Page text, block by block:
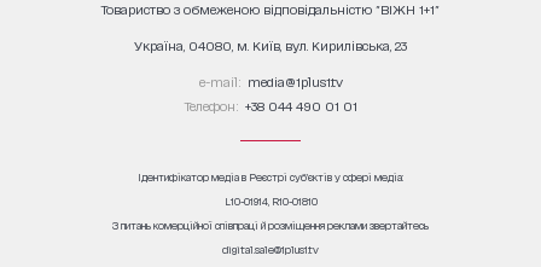
Товариство з обмеженою відповідальністю "ВІЖН 1+1"
Україна, 04080, м. Київ, вул. Кирилівська, 23
е-mail: media@1plus1.tv
Телефон: +38 044 490 01 01
Ідентифікатор медіа в Реєстрі суб’єктів у сфері медіа:
L10-01914, R10-01810
З питань комерційної співпраці й розміщення реклами звертайтесь
digital.sale@1plus1.tv